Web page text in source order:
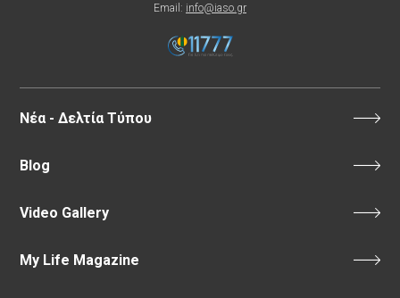
Email: info@iaso.gr
Νέα - Δελτία Τύπου
Blog
Video Gallery
My Life Magazine